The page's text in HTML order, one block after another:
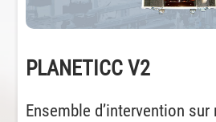
PLANETICC V2
Ensemble d’intervention